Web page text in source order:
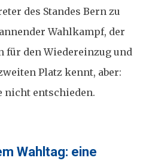
des Standes Bern zu
Wahlkampf, der
für den Wiedereinzug und
Platz kennt, aber:
nicht entschieden.
Wahltag: eine